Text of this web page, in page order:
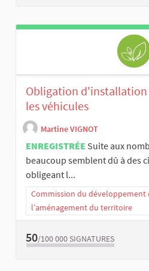
Obligation d'installation
les véhicules
Martine VIGNOT
ENREGISTRÉE Suite aux
beaucoup semblent dû à des
obligeant l...
Commission du développement
l’aménagement du territoire
50/100 000 SIGNATURES